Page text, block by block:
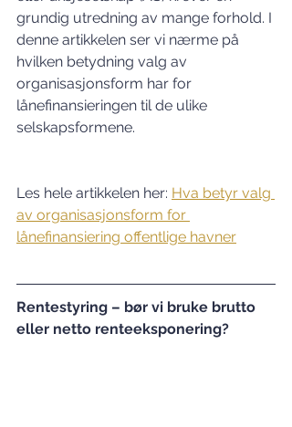
grundig utredning av mange forhold. I
denne artikkelen ser vi nærme på
hvilken betydning valg av
organisasjonsform har for
lånefinansieringen til de ulike
selskapsformene.
Les hele artikkelen her: Hva betyr valg
av organisasjonsform for
lånefinansiering offentlige havner
Rentestyring – bør vi bruke brutto
eller netto renteeksponering?